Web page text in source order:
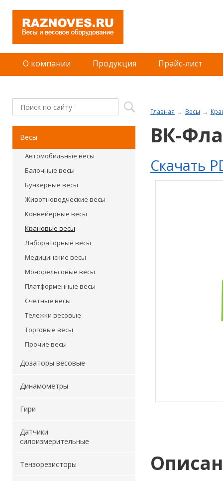
О компании Продукция Прайс-лист
Главная Весы
ВК-
Скачать
Весы
Автомобильные весы
Балочные весы
Бункерные весы
Животноводческие весы
Конвейерные весы
Крановые весы
Лабораторные весы
Медицинские весы
Монорельсовые весы
Платформенные весы
Счетные весы
Тележки весовые
Торговые весы
Прочие весы
Дозаторы весовые
Динамометры
Гири
Датчики
силоизмерительные
Тензорезисторы